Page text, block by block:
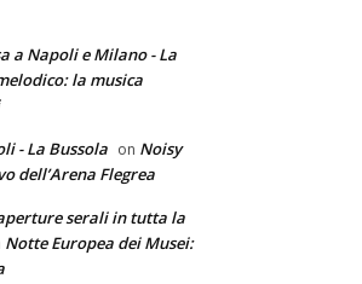
a Napoli e Milano - La
la musica
- La Bussola on Noisy
dell’Arena Flegrea
serali in tutta la
Notte Europea dei Musei: